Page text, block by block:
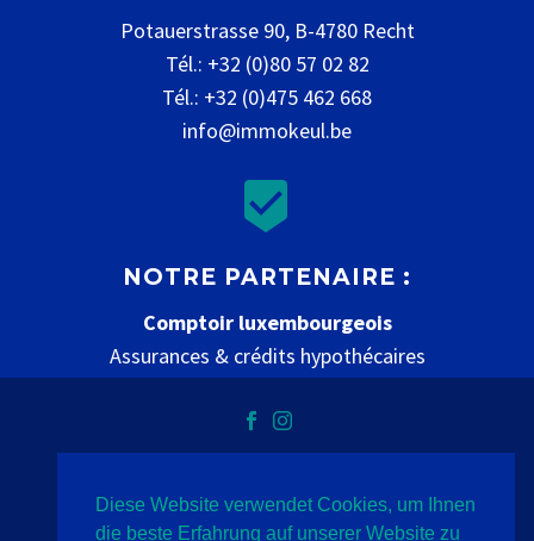
Potauerstrasse 90, B-4780 Recht
Tél.: +32 (0)80 57 02 82
Tél.: +32 (0)475 462 668
info@immokeul.be


NOTRE PARTENAIRE :
Comptoir luxembourgeois
Assurances & crédits hypothécaires
Datenschutz Impressum Kontakt
Diese Website verwendet Cookies, um Ihnen
die beste Erfahrung auf unserer Website zu